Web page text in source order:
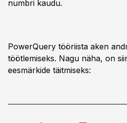
numbri kaudu.
PowerQuery tööriista aken
töötlemiseks. Nagu näha, on
eesmärkide täitmiseks: